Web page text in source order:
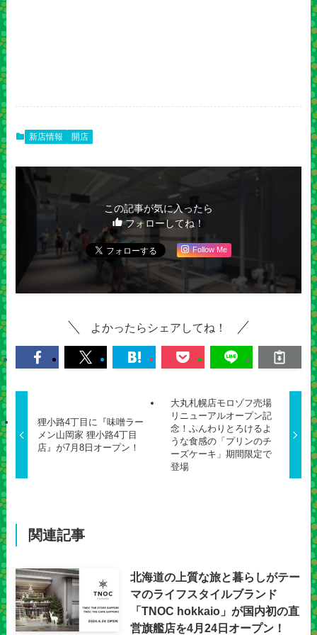
新店情報 開店
この記事が気に入ったら
フォローしてね！
Follow Me
よかったらシェアしてね！
狸小路4丁目に『味噌ラー
メン山岡家 狸小路4丁目
店』が7月8日オープン！
大丸札幌店モロゾフ売場
リニューアルオープン記
念！ふんわりとろけるよ
うな食感の「プリンのチ
ーズケーキ」期間限定で
登場
関連記事
北海道の上質な旅と暮らしがテー
マのライフスタイルブランド
「TNOC hokkaio」が国内初の直
営旗艦店を4月24日オープン！